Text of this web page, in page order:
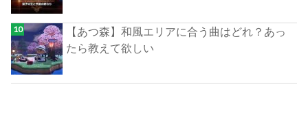
【あつ森】和風エリアに合う曲はどれ？あっ
たら教えて欲しい